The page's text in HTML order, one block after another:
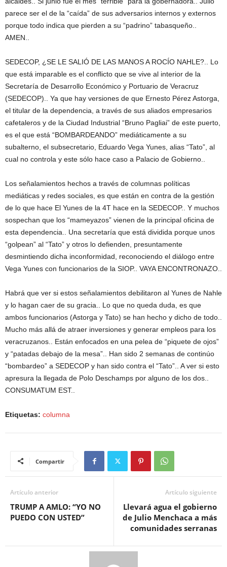
parece ser el de la “caída” de sus adversarios internos y externos
porque todo indica que pierden a su “padrino” tabasqueño..
AMEN..
SEDECOP, ¿SE LE SALIÓ DE LAS MANOS A ROCÍO NAHLE?.. Lo
que está imparable es el conflicto que se vive al interior de la
Secretaría de Desarrollo Económico y Portuario de Veracruz
(SEDECOP).. Ya que hay versiones de que Ernesto Pérez Astorga,
el titular de la dependencia, a través de sus aliados empresarios
cafetaleros y de la Ciudad Industrial “Bruno Pagliai” de este puerto,
es el que está “BOMBARDEANDO” mediáticamente a su
subalterno, el subsecretario, Eduardo Vega Yunes, alias “Tato”, al
cual no controla y este sólo hace caso a Palacio de Gobierno..
Los señalamientos hechos a través de columnas políticas
mediáticas y redes sociales, es que están en contra de la gestión
de lo que hace El Yunes de la 4T hace en la SEDECOP.. Y muchos
sospechan que los “mameyazos” vienen de la principal oficina de
esta dependencia.. Una secretaría que está dividida porque unos
“golpean” al “Tato” y otros lo defienden, presuntamente
desmintiendo dicha inconformidad, reconociendo el diálogo entre
Vega Yunes con funcionarios de la SIOP.. VAYA ENCONTRONAZO..
Habrá que ver si estos señalamientos debilitaron al Yunes de Nahle
y lo hagan caer de su gracia.. Lo que no queda duda, es que
ambos funcionarios (Astorga y Tato) se han hecho y dicho de todo..
Mucho más allá de atraer inversiones y generar empleos para los
veracruzanos.. Están enfocados en una pelea de “piquete de ojos”
y “patadas debajo de la mesa”.. Han sido 2 semanas de continúo
“bombardeo” a SEDECOP y han sido contra el “Tato”.. A ver si esto
apresura la llegada de Polo Deschamps por alguno de los dos..
CONSUMATUM EST..
Etiquetas: columna
Compartir
Artículo anterior
TRUMP A AMLO: “YO NO
PUEDO CON USTED”
Artículo siguiente
Llevará agua el gobierno
de Julio Menchaca a más
comunidades serranas